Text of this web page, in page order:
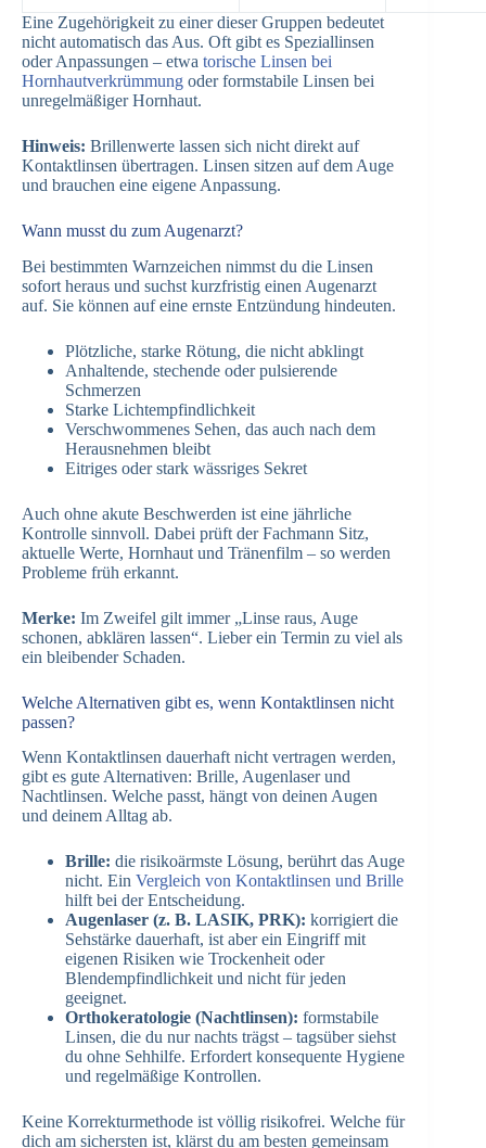
Eine Zugehörigkeit zu einer dieser Gruppen bedeutet
nicht automatisch das Aus. Oft gibt es Speziallinsen
oder Anpassungen – etwa torische Linsen bei
Hornhautverkrümmung oder formstabile Linsen bei
unregelmäßiger Hornhaut.
Hinweis: Brillenwerte lassen sich nicht direkt auf
Kontaktlinsen übertragen. Linsen sitzen auf dem Auge
und brauchen eine eigene Anpassung.
Wann musst du zum Augenarzt?
Bei bestimmten Warnzeichen nimmst du die Linsen
sofort heraus und suchst kurzfristig einen Augenarzt
auf. Sie können auf eine ernste Entzündung hindeuten.
Plötzliche, starke Rötung, die nicht abklingt
Anhaltende, stechende oder pulsierende
Schmerzen
Starke Lichtempfindlichkeit
Verschwommenes Sehen, das auch nach dem
Herausnehmen bleibt
Eitriges oder stark wässriges Sekret
Auch ohne akute Beschwerden ist eine jährliche
Kontrolle sinnvoll. Dabei prüft der Fachmann Sitz,
aktuelle Werte, Hornhaut und Tränenfilm – so werden
Probleme früh erkannt.
Merke: Im Zweifel gilt immer „Linse raus, Auge
schonen, abklären lassen“. Lieber ein Termin zu viel als
ein bleibender Schaden.
Welche Alternativen gibt es, wenn Kontaktlinsen nicht
passen?
Wenn Kontaktlinsen dauerhaft nicht vertragen werden,
gibt es gute Alternativen: Brille, Augenlaser und
Nachtlinsen. Welche passt, hängt von deinen Augen
und deinem Alltag ab.
Brille: die risikoärmste Lösung, berührt das Auge
nicht. Ein Vergleich von Kontaktlinsen und Brille
hilft bei der Entscheidung.
Augenlaser (z. B. LASIK, PRK): korrigiert die
Sehstärke dauerhaft, ist aber ein Eingriff mit
eigenen Risiken wie Trockenheit oder
Blendempfindlichkeit und nicht für jeden
geeignet.
Orthokeratologie (Nachtlinsen): formstabile
Linsen, die du nur nachts trägst – tagsüber siehst
du ohne Sehhilfe. Erfordert konsequente Hygiene
und regelmäßige Kontrollen.
Keine Korrekturmethode ist völlig risikofrei. Welche für
dich am sichersten ist, klärst du am besten gemeinsam